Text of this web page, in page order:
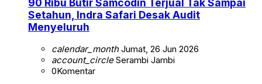
90 Ribu Butir Samcodin Terjual Tak Sampai
Setahun, Indra Safari Desak Audit
Menyeluruh
calendar_monthJumat, 26 Jun 2026
account_circleSerambi Jambi
0Komentar